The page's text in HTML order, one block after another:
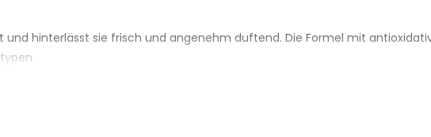
und hinterlässt sie frisch und angenehm duftend. Die Formel mit
kombiniert Glycerin und Tenside pflanzlicher Herkunft. Die